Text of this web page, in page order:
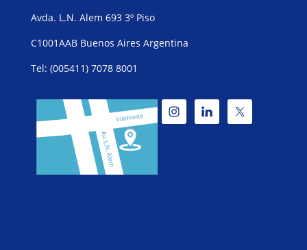
Avda. L.N. Alem 693 3º Piso
C1001AAB Buenos Aires Argentina
Tel: (005411) 7078 8001